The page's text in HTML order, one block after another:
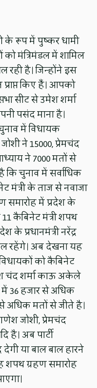
के रूप में पुष्कर धामी
मंत्रिमंडल में शामिल
रही है। जिन्होंने इस
किए हैं। आपको
सीट से उमेश शर्मा
पसंद माना है।
में विधायक
ने 15000, प्रेमचंद
ने 7000 मतों से
कि चुनाव में सर्वाधिक
मंत्री के ताज से नवाजा
समारोह में प्रदेश के
कैबिनेट मंत्री शपथ
प्रधानमंत्री नरेंद्र
रहेंगे। अब देखना यह
को कैबिनेट
चंद शर्मा काऊ अकेले
36 हजार से अधिक
अधिक मतों से जीते है।
जोशी, प्रेमचंद
है। अब पार्टी
या बाल बाल हारने
शपथ ग्रहण समारोह